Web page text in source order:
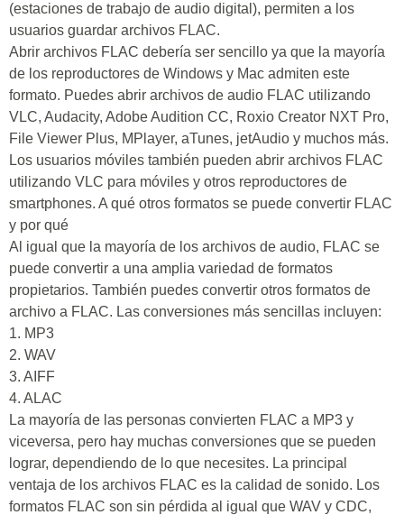
(estaciones de trabajo de audio digital), permiten a los
usuarios guardar archivos FLAC.
Abrir archivos FLAC debería ser sencillo ya que la mayoría
de los reproductores de Windows y Mac admiten este
formato. Puedes abrir archivos de audio FLAC utilizando
VLC, Audacity, Adobe Audition CC, Roxio Creator NXT Pro,
File Viewer Plus, MPlayer, aTunes, jetAudio y muchos más.
Los usuarios móviles también pueden abrir archivos FLAC
utilizando VLC para móviles y otros reproductores de
smartphones. A qué otros formatos se puede convertir FLAC
y por qué
Al igual que la mayoría de los archivos de audio, FLAC se
puede convertir a una amplia variedad de formatos
propietarios. También puedes convertir otros formatos de
archivo a FLAC. Las conversiones más sencillas incluyen:
1. MP3
2. WAV
3. AIFF
4. ALAC
La mayoría de las personas convierten FLAC a MP3 y
viceversa, pero hay muchas conversiones que se pueden
lograr, dependiendo de lo que necesites. La principal
ventaja de los archivos FLAC es la calidad de sonido. Los
formatos FLAC son sin pérdida al igual que WAV y CDC,